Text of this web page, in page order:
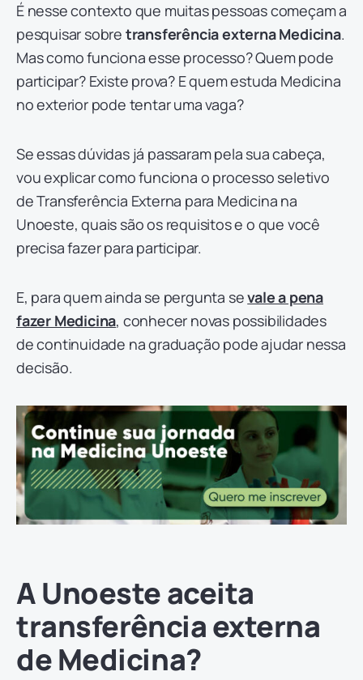
É nesse contexto que muitas pessoas começam a
pesquisar sobre transferência externa Medicina.
Mas como funciona esse processo? Quem pode
participar? Existe prova? E quem estuda Medicina
no exterior pode tentar uma vaga?
Se essas dúvidas já passaram pela sua cabeça,
vou explicar como funciona o processo seletivo
de Transferência Externa para Medicina na
Unoeste, quais são os requisitos e o que você
precisa fazer para participar.
E, para quem ainda se pergunta sevale a pena
fazer Medicina, conhecer novas possibilidades
de continuidade na graduação pode ajudar nessa
decisão.
A Unoeste aceita
transferência externa
de Medicina?